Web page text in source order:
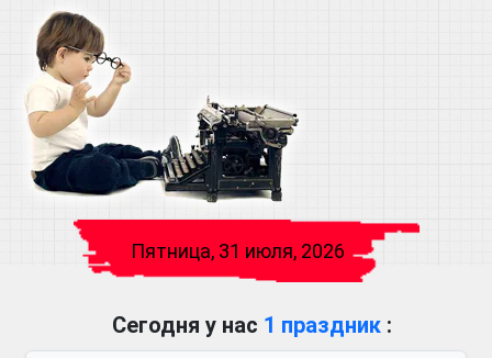
Пятница, 31 июля, 2026
Сегодня у нас 1 праздник :